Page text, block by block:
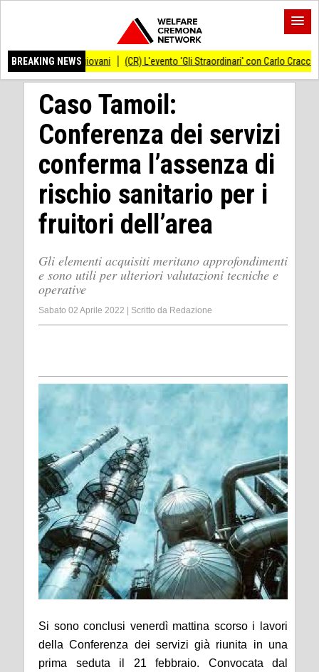
BREAKING NEWS(CR) L'evento 'Gli Straordinari' con Carlo Cracco anticipato al 14
Caso Tamoil:
Conferenza dei servizi
conferma l’assenza di
rischio sanitario per i
fruitori dell’area
Gli elementi acquisiti meritano approfondimenti
e sono utili per ulteriori valutazioni tecniche e
operative
Sabato 02 Aprile 2022 Scritto da Redazione
Si sono conclusi venerdì mattina scorso i lavori
della Conferenza dei servizi già riunita in una
prima seduta il 21 febbraio. Convocata dal